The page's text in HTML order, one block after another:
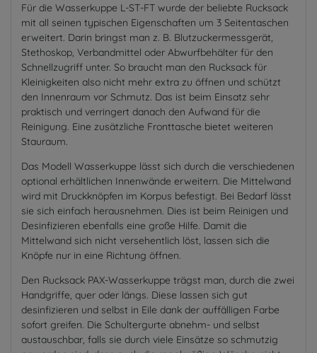
Für die Wasserkuppe L-ST-FT wurde der beliebte Rucksack
mit all seinen typischen Eigenschaften um 3 Seitentaschen
erweitert. Darin bringst man z. B. Blutzuckermessgerät,
Stethoskop, Verbandmittel oder Abwurfbehälter für den
Schnellzugriff unter. So braucht man den Rucksack für
Kleinigkeiten also nicht mehr extra zu öffnen und schützt
den Innenraum vor Schmutz. Das ist beim Einsatz sehr
praktisch und verringert danach den Aufwand für die
Reinigung. Eine zusätzliche Fronttasche bietet weiteren
Stauraum.
Das Modell Wasserkuppe lässt sich durch die verschiedenen
optional erhältlichen Innenwände erweitern. Die Mittelwand
wird mit Druckknöpfen im Korpus befestigt. Bei Bedarf lässt
sie sich einfach herausnehmen. Dies ist beim Reinigen und
Desinfizieren ebenfalls eine große Hilfe. Damit die
Mittelwand sich nicht versehentlich löst, lassen sich die
Knöpfe nur in eine Richtung öffnen.
Den Rucksack PAX-Wasserkuppe trägst man, durch die zwei
Handgriffe, quer oder längs. Diese lassen sich gut
desinfizieren und selbst in Eile dank der auffälligen Farbe
sofort greifen. Die Schultergurte abnehm- und selbst
austauschbar, falls sie durch viele Einsätze so schmutzig